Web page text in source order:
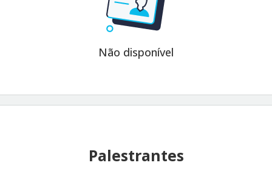
Não disponível
Palestrantes